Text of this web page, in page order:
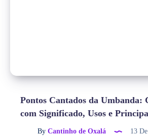
Pontos Cantados da Umbanda:
com Significado, Usos e
By Cantinho de Oxalá 13